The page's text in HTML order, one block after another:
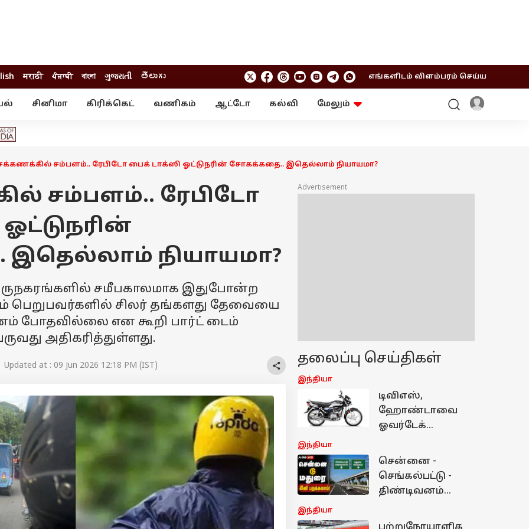
मराठी ਪੰਜਾਬੀ বাংলা ગુજરાતી తెలుగు எங்களிடம் விளம்பரம் செய்ய
சினிமா கிரிக்கெட் வணிகம் ஆட்டோ கல்வி
மேலும்
சம்பளம்.. ரேபிடோ பைக் டாக்ஸி ஓட்டுநரின் சோகக்கதை.. இதெல்லாம் நியாயமா?
சம்பளம்.. ரேபிடோ
நியாயமா?
சமீபகாலமாக இதுபோன்ற
சிலர் தங்களது தேவையை
போதவில்லை என கூறி பார்ட் டைம்
அதிகரித்துள்ளது.
Updated at : 09 Jun 2026 12:18 PM (IST)
Advertisement
தலைப்பு செய்திகள்
இந்தியா
டிவிஎஸ்,
ஹோண்டாவை
ஓவர்டேக்
ஜூலை மாத
விற்பனை
அறிக்கையில்
வெளியான
இந்தியா
சென்னை -
செங்கல்பட்டு -
திண்டிவனம்
வரப்போகும்
இந்தியா